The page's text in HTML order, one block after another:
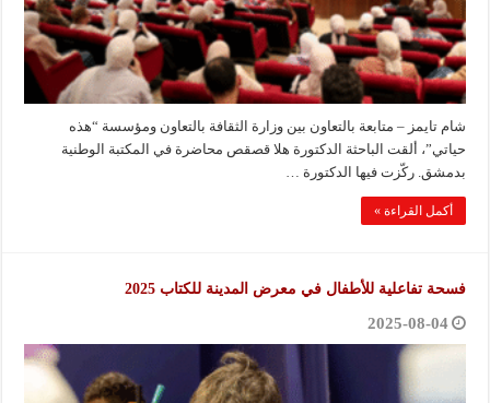
شام تايمز – متابعة بالتعاون بين وزارة الثقافة بالتعاون ومؤسسة “هذه
حياتي”، ألقت الباحثة الدكتورة هلا قصقص محاضرة في المكتبة الوطنية
بدمشق. ركّزت فيها الدكتورة …
أكمل القراءة »
فسحة تفاعلية للأطفال في معرض المدينة للكتاب 2025
2025-08-04